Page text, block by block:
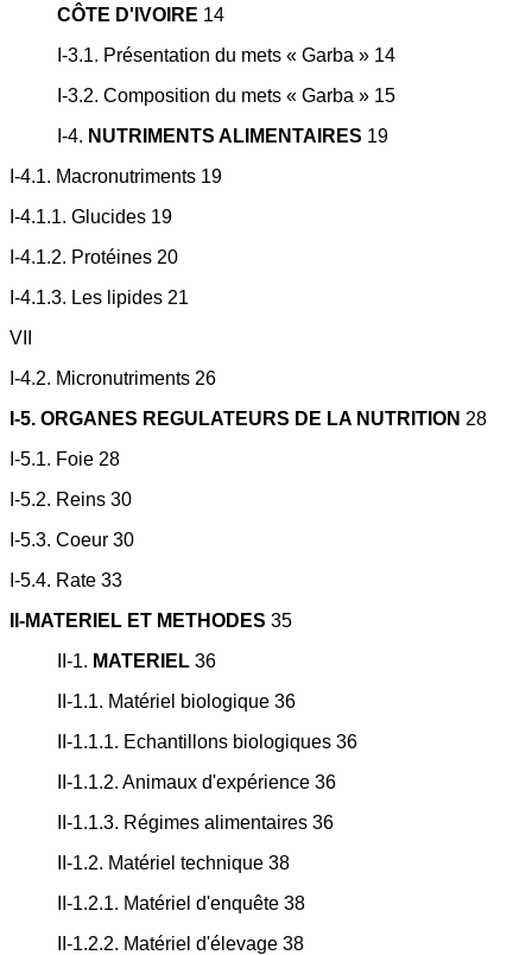
CÔTE D'IVOIRE 14
I-3.1. Présentation du mets « Garba » 14
I-3.2. Composition du mets « Garba » 15
I-4. NUTRIMENTS ALIMENTAIRES 19
I-4.1. Macronutriments 19
I-4.1.1. Glucides 19
I-4.1.2. Protéines 20
I-4.1.3. Les lipides 21
VII
I-4.2. Micronutriments 26
I-5. ORGANES REGULATEURS DE LA NUTRITION 28
I-5.1. Foie 28
I-5.2. Reins 30
I-5.3. Coeur 30
I-5.4. Rate 33
II-MATERIEL ET METHODES 35
II-1. MATERIEL 36
II-1.1. Matériel biologique 36
II-1.1.1. Echantillons biologiques 36
II-1.1.2. Animaux d'expérience 36
II-1.1.3. Régimes alimentaires 36
II-1.2. Matériel technique 38
II-1.2.1. Matériel d'enquête 38
II-1.2.2. Matériel d'élevage 38